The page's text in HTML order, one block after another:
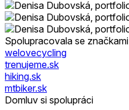
Spolupracovala se značkami
welovecycling
trenujeme.sk
hiking.sk
mtbiker.sk
Domluv si spolupráci